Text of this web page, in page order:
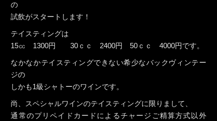
の
試飲がスタートします！
テイスティングは
15㏄ 1300円 30ｃｃ 2400円 50ｃｃ 4000円です。
なかなかテイスティングできない希少なバックヴィンテー
ジの
しかも1級シャトーのワインです。
尚、スペシャルワインのテイスティングに限りまして、
通常のプリペイドカードによるチャージご精算方式以外